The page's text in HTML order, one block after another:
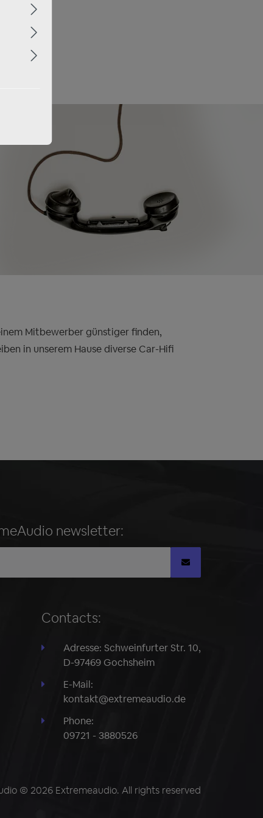
Mitbewerber günstiger finden,
in unserem Hause diverse Car-Hifi
newsletter:
Contacts:
Adresse: Schweinfurter Str. 10,
D-97469 Gochsheim
E-Mail:
kontakt@extremeaudio.de
Phone:
09721 - 3880526
© 2026 Extremeaudio. All rights reserved